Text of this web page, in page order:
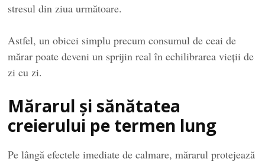
stresul din ziua următoare.
Astfel, un obicei simplu precum consumul de ceai de
mărar poate deveni un sprijin real în echilibrarea vieții de
zi cu zi.
Mărarul și sănătatea
creierului pe termen lung
Pe lângă efectele imediate de calmare, mărarul protejează